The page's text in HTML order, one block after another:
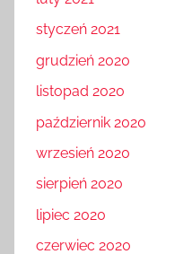
luty 2021
styczeń 2021
grudzień 2020
listopad 2020
październik 2020
wrzesień 2020
sierpień 2020
lipiec 2020